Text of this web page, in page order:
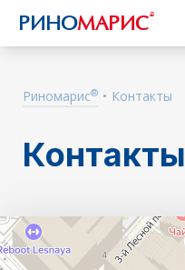
РИНОМАРИС®
Риномарис® • Контакты
Контакты